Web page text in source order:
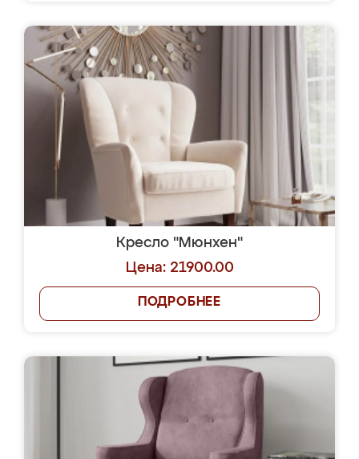
Кресло "Мюнхен"
Цена: 21900.00
ПОДРОБНЕЕ